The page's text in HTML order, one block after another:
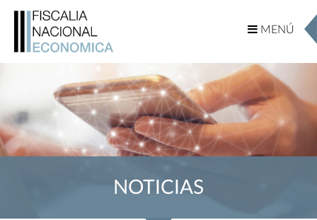
MENÚ
MENÚ
NOTICIAS